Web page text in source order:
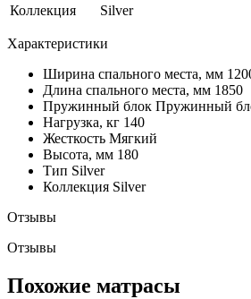
Коллекция
Silver
Характеристики
Ширина спального места, мм
Длина спального места, мм 1850
Пружинный блок Пружинный
Нагрузка, кг 140
Жесткость Мягкий
Высота, мм 180
Тип Silver
Коллекция Silver
Отзывы
Отзывы
Похожие матрасы